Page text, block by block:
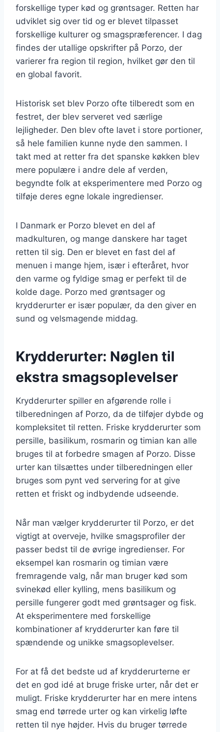
forskellige typer kød og grøntsager. Retten har
udviklet sig over tid og er blevet tilpasset
forskellige kulturer og smagspræferencer. I dag
findes der utallige opskrifter på Porzo, der
varierer fra region til region, hvilket gør den til
en global favorit.
Historisk set blev Porzo ofte tilberedt som en
festret, der blev serveret ved særlige
lejligheder. Den blev ofte lavet i store portioner,
så hele familien kunne nyde den sammen. I
takt med at retter fra det spanske køkken blev
mere populære i andre dele af verden,
begyndte folk at eksperimentere med Porzo og
tilføje deres egne lokale ingredienser.
I Danmark er Porzo blevet en del af
madkulturen, og mange danskere har taget
retten til sig. Den er blevet en fast del af
menuen i mange hjem, især i efteråret, hvor
den varme og fyldige smag er perfekt til de
kolde dage. Porzo med grøntsager og
krydderurter er især populær, da den giver en
sund og velsmagende middag.
Krydderurter: Nøglen til
ekstra smagsoplevelser
Krydderurter spiller en afgørende rolle i
tilberedningen af Porzo, da de tilføjer dybde og
kompleksitet til retten. Friske krydderurter som
persille, basilikum, rosmarin og timian kan alle
bruges til at forbedre smagen af Porzo. Disse
urter kan tilsættes under tilberedningen eller
bruges som pynt ved servering for at give
retten et friskt og indbydende udseende.
Når man vælger krydderurter til Porzo, er det
vigtigt at overveje, hvilke smagsprofiler der
passer bedst til de øvrige ingredienser. For
eksempel kan rosmarin og timian være
fremragende valg, når man bruger kød som
svinekød eller kylling, mens basilikum og
persille fungerer godt med grøntsager og fisk.
At eksperimentere med forskellige
kombinationer af krydderurter kan føre til
spændende og unikke smagsoplevelser.
For at få det bedste ud af krydderurterne er
det en god idé at bruge friske urter, når det er
muligt. Friske krydderurter har en mere intens
smag end tørrede urter og kan virkelig løfte
retten til nye højder. Hvis du bruger tørrede